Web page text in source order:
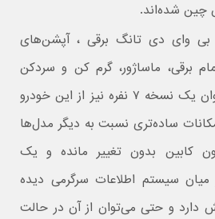
چین شده‌اند.
وای دی تانگ برقی ، آپشن‌های
برقی، ماساژور، گرم کن و سردکن
دارند. از طرف دیگر می‌توان یک نسخه ۷ نفره نیز از این خودرو
ساده‌تری نسبت به دیگر مدل‌ها
کابین بدون تغییر مانده و یک
اینچی در میان سیستم اطلاعات سرگرمی دیده
دارد و حتی می‌توان از آن در حالت